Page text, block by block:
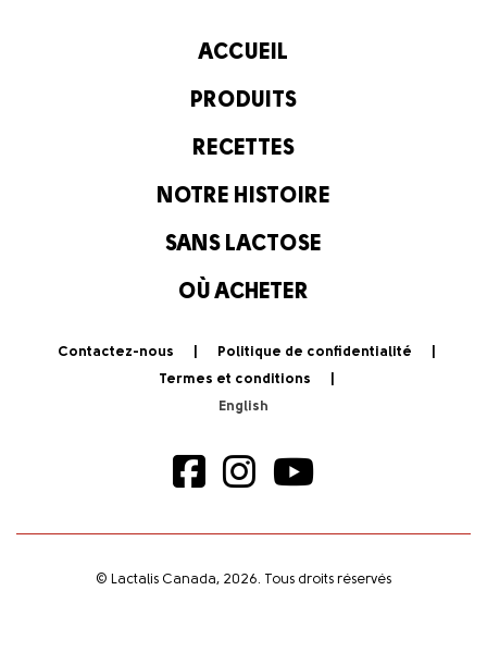
ACCUEIL
PRODUITS
RECETTES
NOTRE HISTOIRE
SANS LACTOSE
OÙ ACHETER
Contactez-nous
Politique de confidentialité
Termes et conditions
© Lactalis Canada, 2026. Tous droits réservés